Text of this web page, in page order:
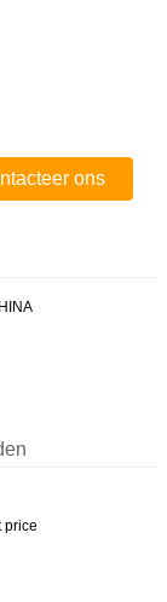
ons
price